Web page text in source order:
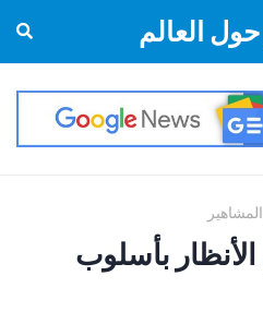
العالم
بأسلوب